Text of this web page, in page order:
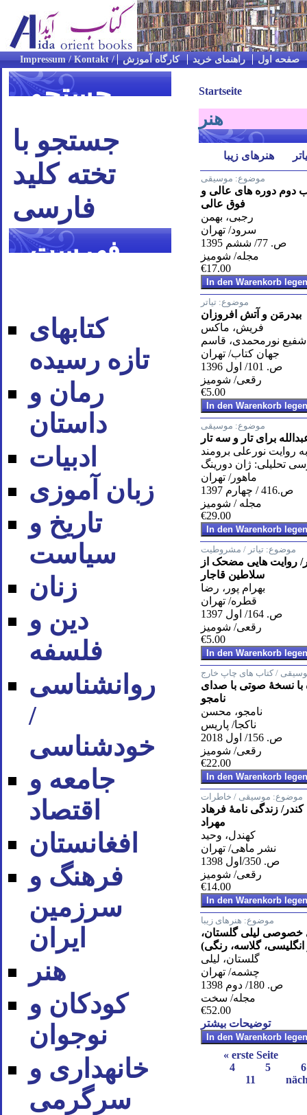
صفحه اول راهنمای خرید کارگاه آموزش
جستجو
جستجو با
تخته کلید
فارسی
فهرست
کتابهای
تازه رسیده
رمان و
داستان
ادبیات
زبان آموزی
تاریخ و
سیاست
زنان
دین و
فلسفه
روان‪شناسی
/
خودشناسی
جامعه و
اقتصاد
افغانستان
فرهنگ و
سرزمین
ایران
هنر
کودکان و
نوجوان
خانه‪داری و
سرگرمی
Startseite
هنر
هنرهای زیبا
موضوع: موسیقی
دوم دوره های عالی و
فوق عالی
رجبی، بهمن
سرود/ تهران
ص. 77/ ششم 1395
مجله/ شومیز
€17.00
موضوع: تیاتر
بیدرمَن و آتش افروزان
فریش، ماکس
شفیع نورمحمدی، قاسم
جهان کتاب/ تهران
ص. 101/ اول 1396
رقعی/ شومیز
€5.00
موضوع: موسیقی
برای تار و سه تار
به روایت نورعلی برومند
تحلیلی: ژان دورینگ
ماهور/ تهران
ص.416 / چهارم 1397
مجله / شومیز
€29.00
موضوع: تیاتر / مشروطیت
روایت هایی مضحک از
سلاطین قاجار
بهرام پور، رضا
قطره/ تهران
ص. 164/ اول 1397
رقعی/ شومیز
€5.00
/ کتاب های چاپ خارج
با نسخۀ صوتی با صدای
نامجو
نامجو، محسن
ناکجا/ پاریس
ص. 156/ اول 2018
رقعی/ شومیز
€22.00
موضوع: موسیقی / خاطرات
زندگی نامۀ فرهاد
مهراد
کهندل، وحید
نشر ماهی/ تهران
ص. 350/اول 1398
رقعی/ شومیز
€14.00
موضوع: هنرهای زیبا
لیلی گلستان،
گلاسه، رنگی)
گلستان، لیلی
چشمه/ تهران
ص. 180/ دوم 1398
مجله/ سخت
€52.00
توضیحات بیشتر
« erste Seite
4
5
6
11